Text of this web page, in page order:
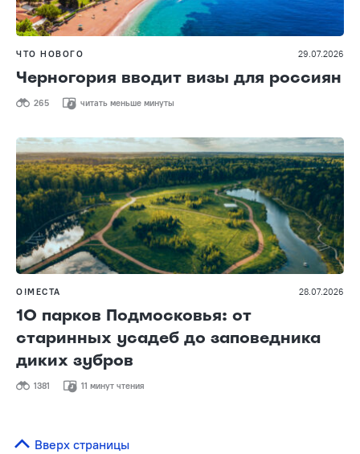
ЧТО НОВОГО 29.07.2026
Черногория вводит визы для россиян
265 читать меньше минуты
О!МЕСТА 28.07.2026
10 парков Подмосковья: от
старинных усадеб до заповедника
диких зубров
1381 11 минут чтения
Вверх страницы